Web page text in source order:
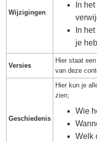
Wijzigingen
In
In
je
Versies
Hier staat
van deze
Geschiedenis
Hier kun je
zien;
Wie
Welk